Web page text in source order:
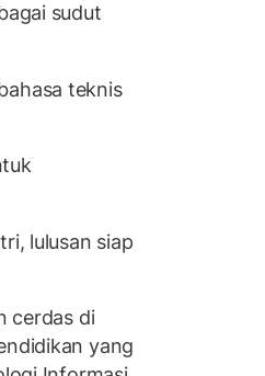
sudut
teknis
lulusan siap
cerdas di
yang